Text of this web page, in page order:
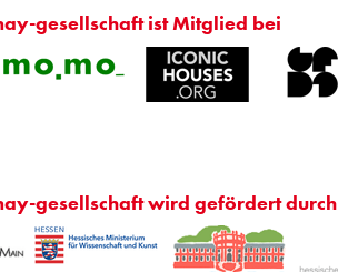
gesellschaft ist Mitglied bei
gesellschaft wird gefördert durch